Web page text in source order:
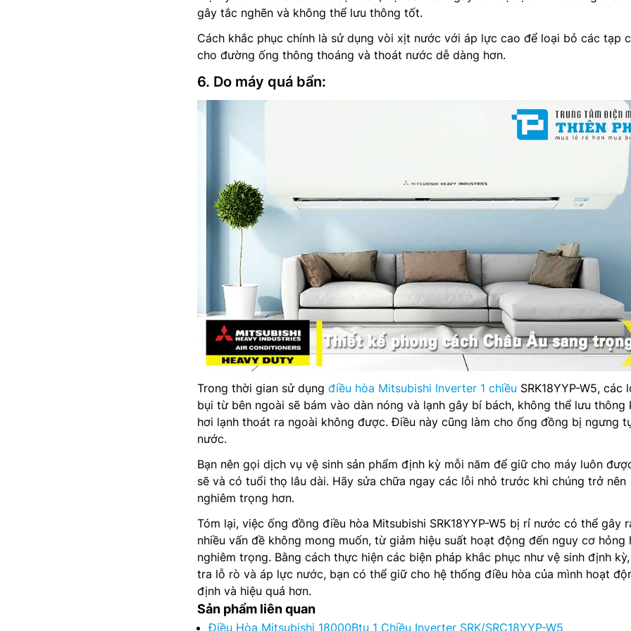
gây tắc nghẽn và không thể lưu thông tốt.
Cách khắc phục chính là sử dụng vòi xịt nước với áp lực cao để loại bỏ các tạp
cho đường ống thông thoáng và thoát nước dễ dàng hơn.
6. Do máy quá bẩn:
Trong thời gian sử dụng điều hòa Mitsubishi Inverter 1 chiều SRK18YYP-W5, các
bụi từ bên ngoài sẽ bám vào dàn nóng và lạnh gây bí bách, không thể lưu thông
hơi lạnh thoát ra ngoài không được. Điều này cũng làm cho ống đồng bị ngưng
nước.
Bạn nên gọi dịch vụ vệ sinh sản phẩm định kỳ mỗi năm để giữ cho máy luôn
sẽ và có tuổi thọ lâu dài. Hãy sửa chữa ngay các lỗi nhỏ trước khi chúng trở nên
nghiêm trọng hơn.
Tóm lại, việc ống đồng điều hòa Mitsubishi SRK18YYP-W5 bị rỉ nước có thể gây
nhiều vấn đề không mong muốn, từ giảm hiệu suất hoạt động đến nguy cơ hỏng
nghiêm trọng. Bằng cách thực hiện các biện pháp khắc phục như vệ sinh định
tra lỗ rò và áp lực nước, bạn có thể giữ cho hệ thống điều hòa của mình hoạt
định và hiệu quả hơn.
Sản phẩm liên quan
Điều Hòa Mitsubishi 18000Btu 1 Chiều Inverter SRK/SRC18YYP-W5